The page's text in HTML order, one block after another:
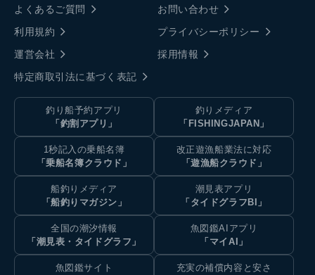
よくあるご質問
お問い合わせ
利用規約
プライバシーポリシー
運営会社
採用情報
特定商取引法に基づく表記
釣り船予約アプリ
「釣割アプリ」
釣りメディア
「FISHINGJAPAN」
1秒記入の乗船名簿
「乗船名簿クラウド」
改正遊漁船業法に対応
「遊漁船クラウド」
船釣りメディア
「船釣りマガジン」
潮見表アプリ
「タイドグラフBI」
全国の潮汐情報
「潮見表・タイドグラフ」
魚図鑑AIアプリ
「マイAI」
魚図鑑サイト
充実の補償内容と安さ